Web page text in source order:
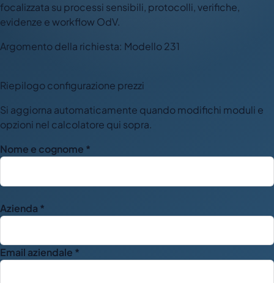
focalizzata su processi sensibili, protocolli, verifiche,
evidenze e workflow OdV.
Argomento della richiesta: Modello 231
Riepilogo configurazione prezzi
Si aggiorna automaticamente quando modifichi moduli e
opzioni nel calcolatore qui sopra.
Nome e cognome *
Azienda *
Email aziendale *